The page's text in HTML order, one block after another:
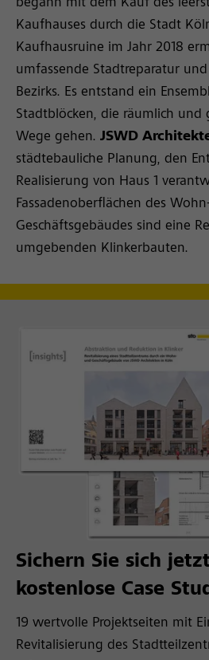
begann mit dem Kauf des
Kaufhauses durch die Stadt
Kaufhausruine im Jahr 2018
umfassende Stadtreparatur
Bezirks. Es entstand ein
Stadtblöcken, die räumlich und
Wege gehen. JSWD
städtebauliche Planung, den
Realisierung von Haus 1
Fassadenoberflächen des
Geschäftsgebäudes sind eine
umgebenden Klinkerbauten.
Sichern Sie sich
kostenlose Case
19 wertvolle Projektseiten mit
Revitalisierung des